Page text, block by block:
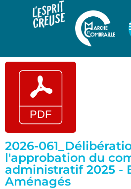
2026-
l'approbation du
administratif 2025 -
Aménagés